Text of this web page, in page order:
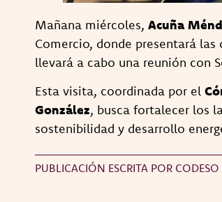
Mañana miércoles, Acuña
Comercio, donde presentará
llevará a cabo una reunión con
Esta visita, coordinada por el
González, busca fortalecer los
sostenibilidad y desarrollo
PUBLICACIÓN ESCRITA POR CODESO